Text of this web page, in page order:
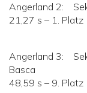
Angerland 2:
21,27 s – 1. Platz
Angerland 3:
Basca
48,59 s – 9. Platz